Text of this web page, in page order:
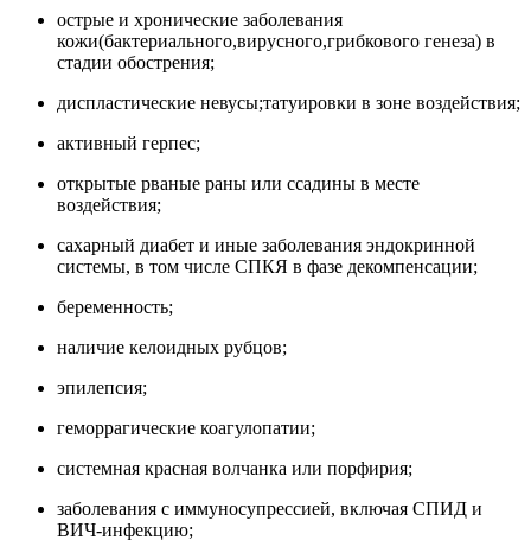
острые и хронические заболевания
кожи(бактериального,вирусного,грибкового генеза) в
стадии обострения;
диспластические невусы;татуировки в зоне воздействия;
активный герпес;
открытые рваные раны или ссадины в месте
воздействия;
сахарный диабет и иные заболевания эндокринной
системы, в том числе СПКЯ в фазе декомпенсации;
беременность;
наличие келоидных рубцов;
эпилепсия;
геморрагические коагулопатии;
системная красная волчанка или порфирия;
заболевания с иммуносупрессией, включая СПИД и
ВИЧ-инфекцию;